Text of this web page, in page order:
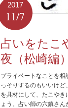
2017
11/7
占いをたこ
夜（松崎編
プライベートなことを
っそりするのもいいけ
を具材にして、たこや
ょう。占い師の六鎮さ